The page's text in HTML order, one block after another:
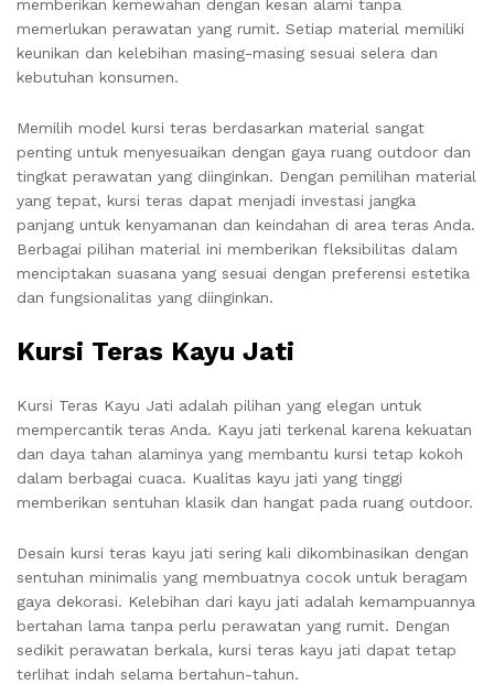
memberikan kemewahan dengan kesan alami tanpa
memerlukan perawatan yang rumit. Setiap material memiliki
keunikan dan kelebihan masing-masing sesuai selera dan
kebutuhan konsumen.
Memilih model kursi teras berdasarkan material sangat
penting untuk menyesuaikan dengan gaya ruang outdoor dan
tingkat perawatan yang diinginkan. Dengan pemilihan material
yang tepat, kursi teras dapat menjadi investasi jangka
panjang untuk kenyamanan dan keindahan di area teras Anda.
Berbagai pilihan material ini memberikan fleksibilitas dalam
menciptakan suasana yang sesuai dengan preferensi estetika
dan fungsionalitas yang diinginkan.
Kursi Teras Kayu Jati
Kursi Teras Kayu Jati adalah pilihan yang elegan untuk
mempercantik teras Anda. Kayu jati terkenal karena kekuatan
dan daya tahan alaminya yang membantu kursi tetap kokoh
dalam berbagai cuaca. Kualitas kayu jati yang tinggi
memberikan sentuhan klasik dan hangat pada ruang outdoor.
Desain kursi teras kayu jati sering kali dikombinasikan dengan
sentuhan minimalis yang membuatnya cocok untuk beragam
gaya dekorasi. Kelebihan dari kayu jati adalah kemampuannya
bertahan lama tanpa perlu perawatan yang rumit. Dengan
sedikit perawatan berkala, kursi teras kayu jati dapat tetap
terlihat indah selama bertahun-tahun.